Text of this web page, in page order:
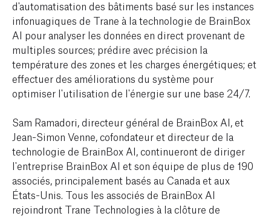
d'automatisation des bâtiments basé sur les instances
infonuagiques de Trane à la technologie de BrainBox
AI pour analyser les données en direct provenant de
multiples sources; prédire avec précision la
température des zones et les charges énergétiques; et
effectuer des améliorations du système pour
optimiser l'utilisation de l'énergie sur une base 24/7.
Sam Ramadori, directeur général de BrainBox AI, et
Jean-Simon Venne, cofondateur et directeur de la
technologie de BrainBox AI, continueront de diriger
l'entreprise BrainBox AI et son équipe de plus de 190
associés, principalement basés au Canada et aux
États-Unis. Tous les associés de BrainBox AI
rejoindront Trane Technologies à la clôture de